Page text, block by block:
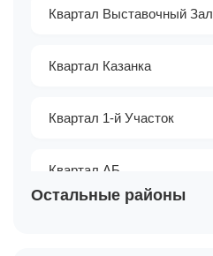
Квартал Выставочный Зал
Квартал Казанка
Квартал 1-й Участок
Квартал АБ
Остальные районы